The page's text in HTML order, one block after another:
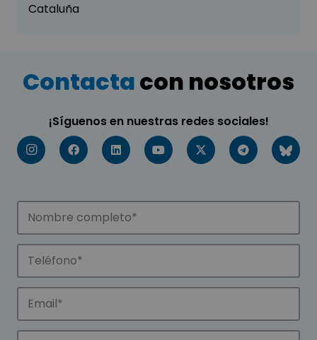
Cataluña
Contactacon nosotros
¡Síguenos en nuestras redes sociales!